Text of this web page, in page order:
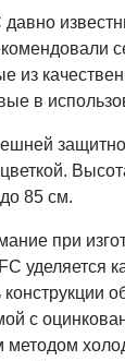
давно
из
в
85 см.
при
уделяется
с
методом